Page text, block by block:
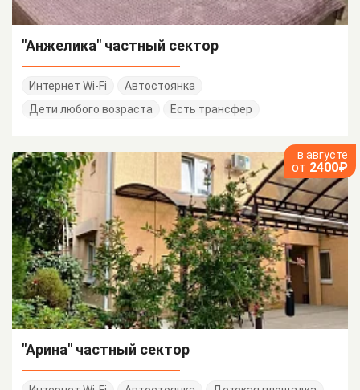
"Анжелика" частный сектор
Интернет Wi-Fi
Автостоянка
Дети любого возраста
Есть трансфер
в августе
от 2400₽
"Арина" частный сектор